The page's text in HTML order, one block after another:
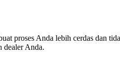
proses Anda lebih cerdas dan
dealer Anda.